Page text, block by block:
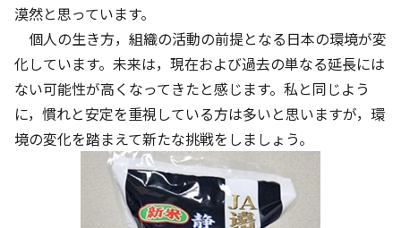
漠然と思っています。
個人の生き方，組織の活動の前提となる日本の環境が変
化しています。未来は，現在および過去の単なる延長には
ない可能性が高くなってきたと感じます。私と同じよう
に，慣れと安定を重視している方は多いと思いますが，環
境の変化を踏まえて新たな挑戦をしましょう。